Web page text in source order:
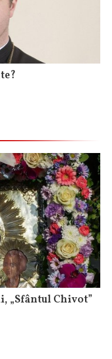
„Sfântul Chivot”